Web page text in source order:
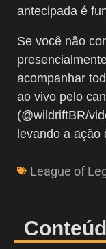
antecipada é
Se você não
acompanhar
ao vivo pelo
(@wildriftBR/
levando a ação
League of